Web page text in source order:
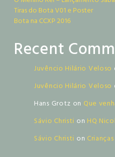
Tiras do Bota V01 e Poster
Bota na CCXP 2016
Recent
Juvêncio Hilário Veloso
Juvêncio Hilário Veloso
Hans Grotz on Que
Sávio Christi on HQ
Sávio Christi on Crianças